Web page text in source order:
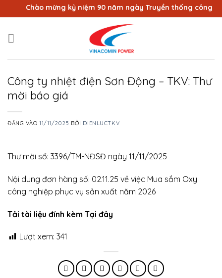
qua
dung
Chào mừng kỷ niệm 90 năm ngày Truyền thống công
Công ty nhiệt điện Sơn Động – TKV: Thư
mời báo giá
ĐĂNG VÀO11/11/2025 BỞI DIENLUCTKV
Thư mời số: 3396/TM-NĐSĐ ngày 11/11/2025
Nội dung đơn hàng số: 02.11.25 về việc Mua sắm Oxy
công nghiệp phục vụ sản xuất năm 2026
Tải tài liệu đính kèm Tại đây
Lượt xem: 341